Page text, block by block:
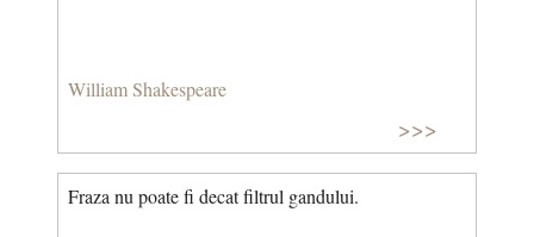
William Shakespeare
>>>
Fraza nu poate fi decat filtrul gandului.